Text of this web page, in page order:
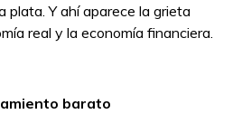
plata. Y ahí aparece la grieta
real y la economía financiera.
barato